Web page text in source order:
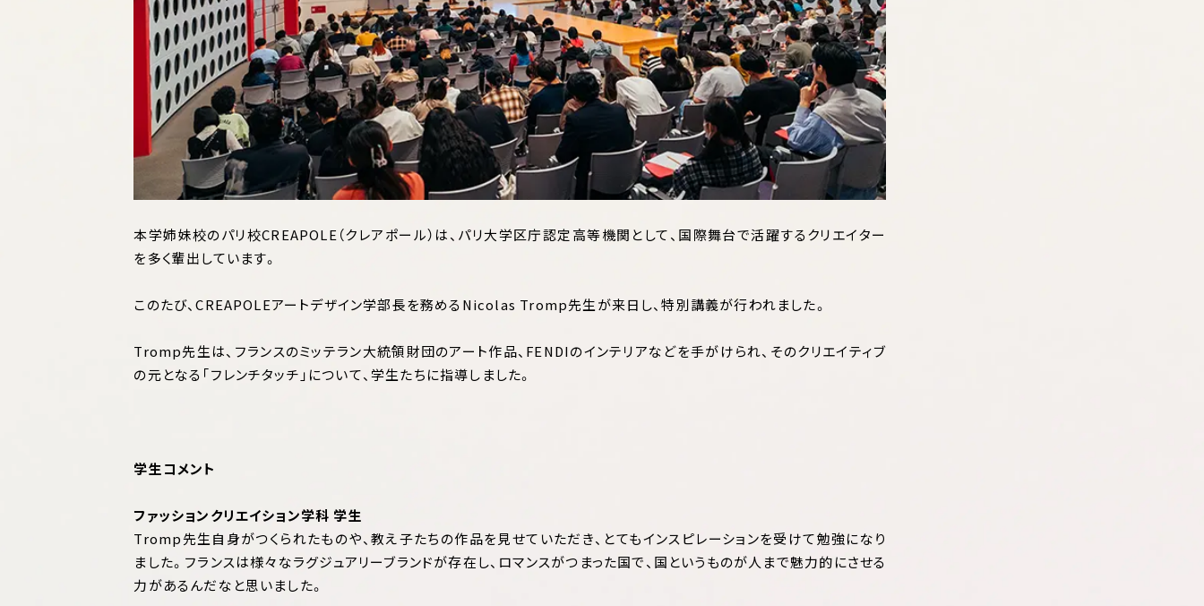
本学姉妹校のパリ校CREAPOLE（クレアポール）は、パリ大学区庁認定高等機関として、国際舞台で活躍するクリエイター
を多く輩出しています。
このたび、CREAPOLEアートデザイン学部長を務めるNicolas Tromp先生が来日し、特別講義が行われました。
Tromp先生は、フランスのミッテラン大統領財団のアート作品、FENDIのインテリアなどを手がけられ、そのクリエイティブ
の元となる「フレンチタッチ」について、学生たちに指導しました。
学生コメント
ファッションクリエイション学科 学生
Tromp先生自身がつくられたものや、教え子たちの作品を見せていただき、とてもインスピレーションを受けて勉強になり
ました。フランスは様々なラグジュアリーブランドが存在し、ロマンスがつまった国で、国というものが人まで魅力的にさせる
力があるんだなと思いました。